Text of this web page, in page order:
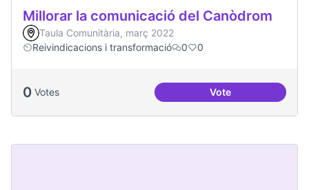
Millorar la comunicació del Canòdrom
Taula Comunitària, març 2022
Reivindicacions i transformació
0 0
0 Votes VoteMillorar la